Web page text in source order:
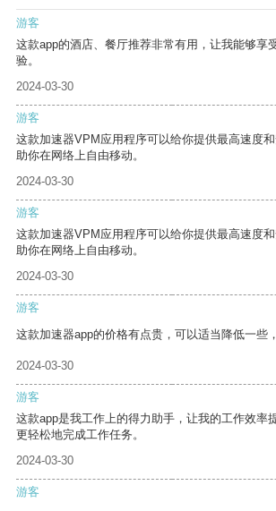
游客
这款app的酒店、餐厅推荐非常有用，让我能够享
验。
2024-03-30
游客
这款加速器VPM应用程序可以给你提供最高速度
助你在网络上自由移动。
2024-03-30
游客
这款加速器VPM应用程序可以给你提供最高速度
助你在网络上自由移动。
2024-03-30
游客
这款加速器app的价格有点贵，可以适当降低一些
2024-03-30
游客
这款app是我工作上的得力助手，让我的工作效率
更轻松地完成工作任务。
2024-03-30
游客